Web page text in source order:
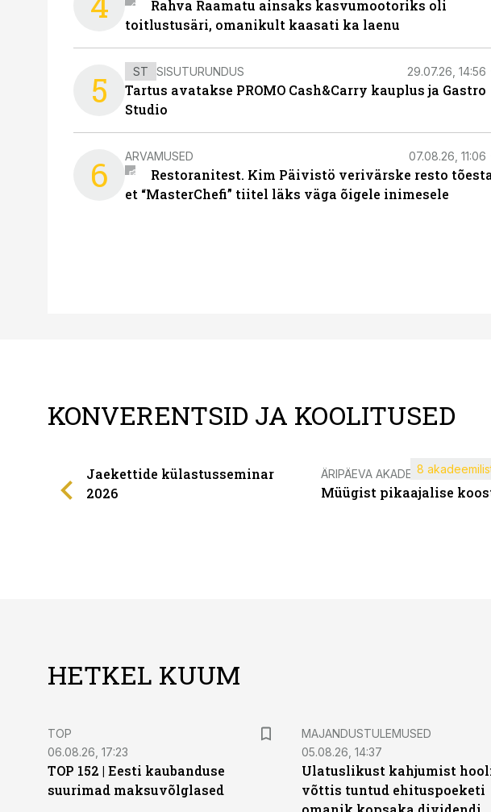
Rahva Raamatu ainsaks kasvumootoriks oli
toitlustusäri, omanikult kaasati ka laenu
5 ST SISUTURUNDUS 29.07.26, 14:56
Tartus avatakse PROMO Cash&Carry kauplus ja Gastro
Studio
6 ARVAMUSED 07.08.26, 11:06
Restoranitest. Kim Päivistö verivärske resto
et “MasterChefi” tiitel läks väga õigele inimesele
KONVERENTSID JA KOOLITUSED
Jaekettide külastusseminar
2026
ÄRIPÄEVA AKADEEMIA
Müügist pikaajalise
8
HETKEL KUUM
TOP
06.08.26, 17:23
TOP 152 | Eesti kaubanduse
suurimad maksuvõlglased
MAJANDUSTULEMUSED
05.08.26, 14:37
Ulatuslikust kahjumist
võttis tuntud ehituspoeketi